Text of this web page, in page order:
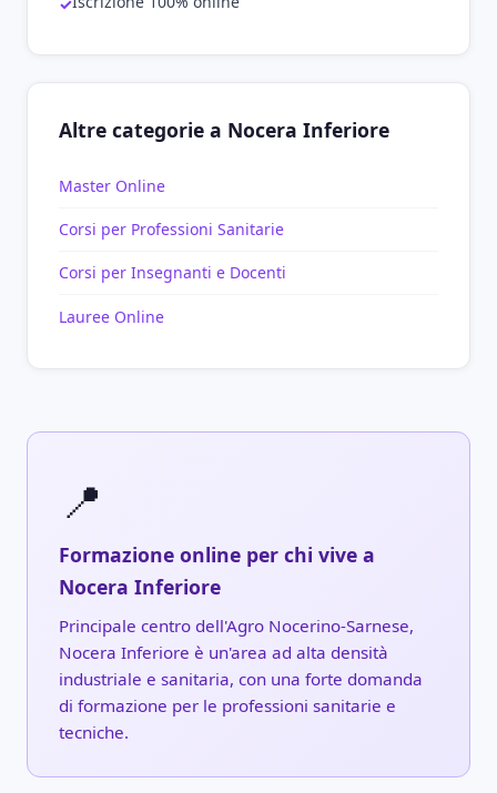
📍
Formazione online per chi vive a
Nocera Inferiore
Principale centro dell'Agro Nocerino-Sarnese,
Nocera Inferiore è un'area ad alta densità
industriale e sanitaria, con una forte domanda
di formazione per le professioni sanitarie e
tecniche.
Altre categorie a Nocera Inferiore
Master Online
Corsi per Professioni Sanitarie
Corsi per Insegnanti e Docenti
Lauree Online